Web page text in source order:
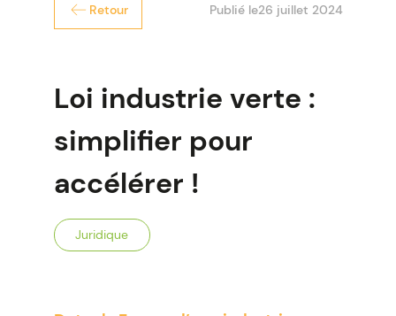
Retour Publié le26 juillet 2024
Loi industrie verte :
simplifier pour
accélérer !
Juridique